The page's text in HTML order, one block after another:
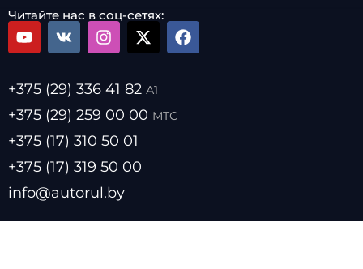
Читайте нас в соц-сетях:
+375 (29) 336 41 82 А1
+375 (29) 259 00 00 МТС
+375 (17) 310 50 01
+375 (17) 319 50 00
info@autorul.by